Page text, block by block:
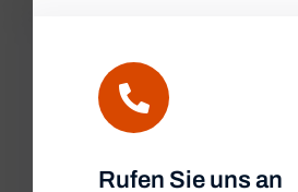
Rufen Sie uns an